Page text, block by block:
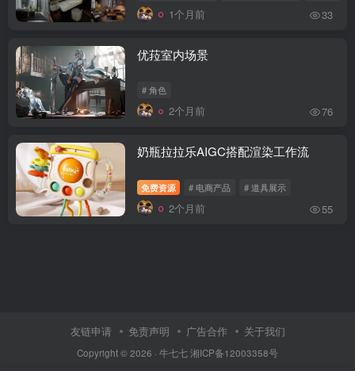
1个月前 33
优菈室内场景
# 角色
2个月前 76
奶瓶拉拉乐AIGC搭配渲染工作流
免费资源 # 电商产品 # 道具展示
2个月前 55
友链申请 免责声明 广告合作 关于我们
Copyright © 2026 · 牛七七湘ICP备12003358号